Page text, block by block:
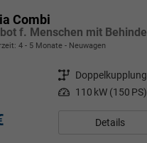
Combi
4 - 5 Monate Neuwagen
Getriebe
Leistung 110 kW (150 PS)
Details